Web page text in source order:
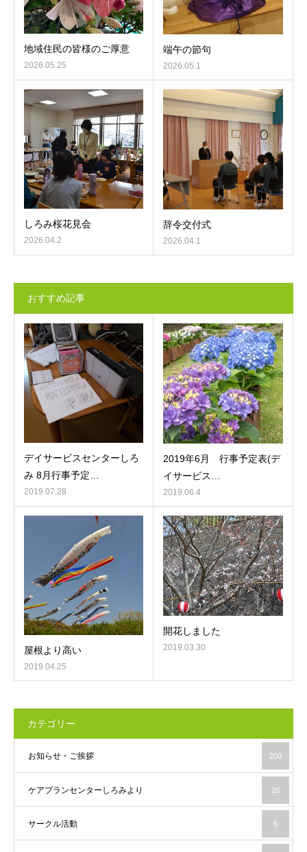
地域住民の皆様のご厚意
2026.05.25
端午の節句
2026.05.1
しろみ桜花見会
2026.04.2
辞令交付式
2026.04.1
おすすめ記事
デイサービスセンターしろ
み 8月行事予定…
2019.07.28
2019年6月 行事予定表(デ
イサービス…
2019.06.4
屋根より高い
2019.04.25
開花しました
2019.03.30
カテゴリー
お知らせ・ご挨拶 200
ケアプランセンターしろみより 28
サークル活動 6